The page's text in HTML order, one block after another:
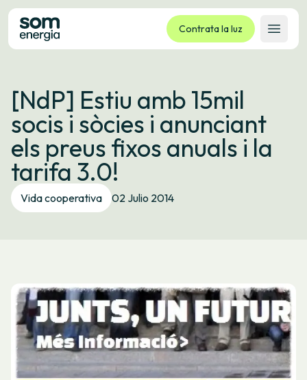
Contrata la luz
Abrir
Tarifas
Servicios
Empresas
La cooperativa
Contacto
Trámites
[NdP] Estiu amb 15mil
socis i sòcies i anunciant
els preus fixos anuals i la
tarifa 3.0!
Vida cooperativa 02 Julio 2014